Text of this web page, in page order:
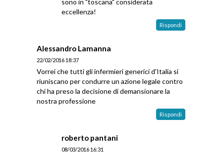
sono in "toscana" considerata
eccellenza!
Rispondi
Alessandro Lamanna
22/02/2016 18:37
Vorrei che tutti gli infermieri generici d'Italia si
riuniscano per condurre un azione legale contro
chi ha preso la decisione di demansionare la
nostra professione
Rispondi
roberto pantani
08/03/2016 16:31